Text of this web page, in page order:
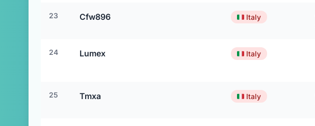
23 Cfw896 🇮🇹 Italy
24 Lumex 🇮🇹 Italy
25 Tmxa 🇮🇹 Italy